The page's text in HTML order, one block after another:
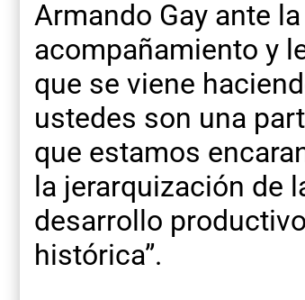
Armando Gay ante
acompañamiento y
que se viene
ustedes son una
que estamos
la jerarquización de
desarrollo
histórica”.